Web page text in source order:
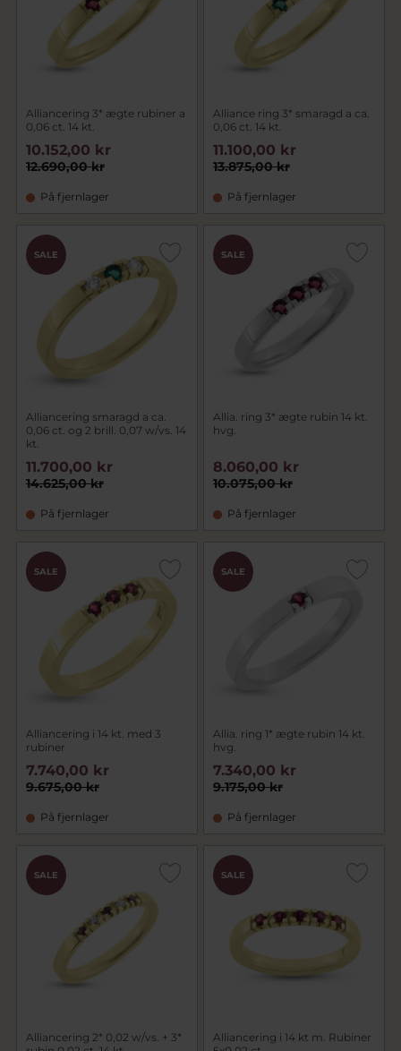
Alliancering 3* ægte rubiner a
0,06 ct. 14 kt.
12.690,00 kr
10.152,00 kr
På fjernlager
Alliance ring 3* smaragd a ca.
0,06 ct. 14 kt.
13.875,00 kr
11.100,00 kr
På fjernlager
SALE
Alliancering smaragd a ca.
0,06 ct. og 2 brill. 0,07 w/vs. 14
kt.
14.625,00 kr
11.700,00 kr
På fjernlager
SALE
Allia. ring 3* ægte rubin 14 kt.
hvg.
10.075,00 kr
8.060,00 kr
På fjernlager
SALE
Alliancering i 14 kt. med 3
rubiner
9.675,00 kr
7.740,00 kr
På fjernlager
SALE
Allia. ring 1* ægte rubin 14 kt.
hvg.
9.175,00 kr
7.340,00 kr
På fjernlager
SALE
Alliancering 2* 0,02 w/vs. + 3*
SALE
Alliancering i 14 kt m. Rubiner